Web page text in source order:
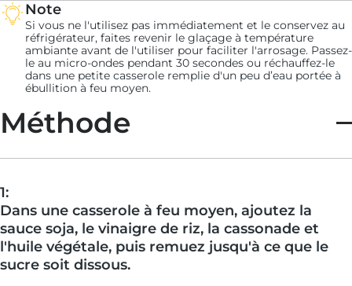
Note
Si vous ne l'utilisez pas immédiatement et le conservez au
réfrigérateur, faites revenir le glaçage à température
ambiante avant de l'utiliser pour faciliter l'arrosage. Passez-
le au micro-ondes pendant 30 secondes ou réchauffez-le
dans une petite casserole remplie d'un peu d’eau portée à
ébullition à feu moyen.
Méthode
1:
Dans une casserole à feu moyen, ajoutez la
sauce soja, le vinaigre de riz, la cassonade et
l'huile végétale, puis remuez jusqu'à ce que le
sucre soit dissous.